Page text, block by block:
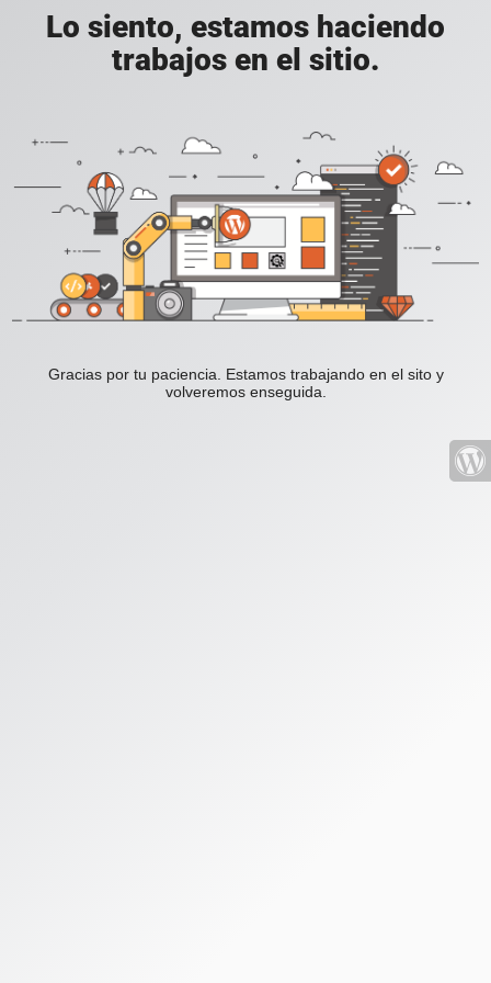
Lo siento, estamos haciendo
trabajos en el sitio.
Gracias por tu paciencia. Estamos trabajando en el sito y
volveremos enseguida.